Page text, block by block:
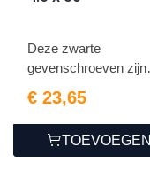
Deze zwarte
gevenschroeven zijn
€ 23,65
TOEVOEGEN